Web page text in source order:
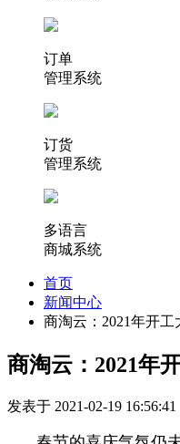
订单
管理系统
订货
管理系统
多语言
商城系统
首页
新闻中心
商淘云：2021年开工
商淘云：2021年
发表于 2021-02-19